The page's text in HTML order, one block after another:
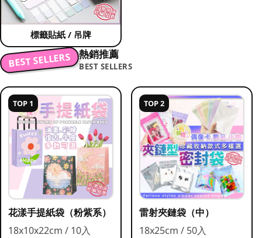
標籤貼紙 / 吊牌
BEST SELLERS 熱銷推薦
BEST SELLERS
TOP 1
花漾手提紙袋（粉紫系）
18x10x22cm / 10入
TOP 2
雷射夾鏈袋（中）
18x25cm / 50入